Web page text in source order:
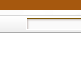
儿童补脑产品如何挑选？